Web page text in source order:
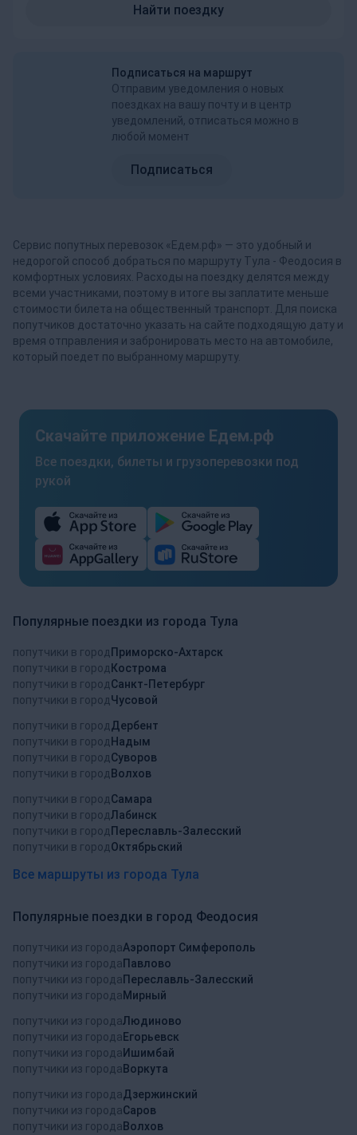
Найти поездку
Подписаться на маршрут
Отправим уведомления о новых
поездках на вашу почту и в центр
уведомлений, отписаться можно в
любой момент
Подписаться
Сервис попутных перевозок «Едем.рф» — это удобный и
недорогой способ добраться по маршруту Тула - Феодосия в
комфортных условиях. Расходы на поездку делятся между
всеми участниками, поэтому в итоге вы заплатите меньше
стоимости билета на общественный транспорт. Для поиска
попутчиков достаточно указать на сайте подходящую дату и
время отправления и забронировать место на автомобиле,
который поедет по выбранному маршруту.
Скачайте приложение Едем.рф
Все поездки, билеты и грузоперевозки под
рукой
Популярные поездки из города Тула
попутчики в город Приморско-Ахтарск
попутчики в город Кострома
попутчики в городСанкт-Петербург
попутчики в городЧусовой
попутчики в город Дербент
попутчики в город Надым
попутчики в городСуворов
попутчики в город Волхов
попутчики в городСамара
попутчики в городЛабинск
попутчики в город Переславль-Залесский
попутчики в городОктябрьский
Все маршруты из города Тула
Популярные поездки в город Феодосия
попутчики из городаАэропорт Симферополь
попутчики из города Павлово
попутчики из города Переславль-Залесский
попутчики из города Мирный
попутчики из городаЛюдиново
попутчики из города Егорьевск
попутчики из города Ишимбай
попутчики из города Воркута
попутчики из городаДзержинский
попутчики из городаСаров
попутчики из города Волхов